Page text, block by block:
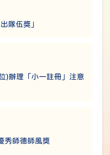
隊伍獎」
)辦理「小一註冊」注意
秀師德師風獎